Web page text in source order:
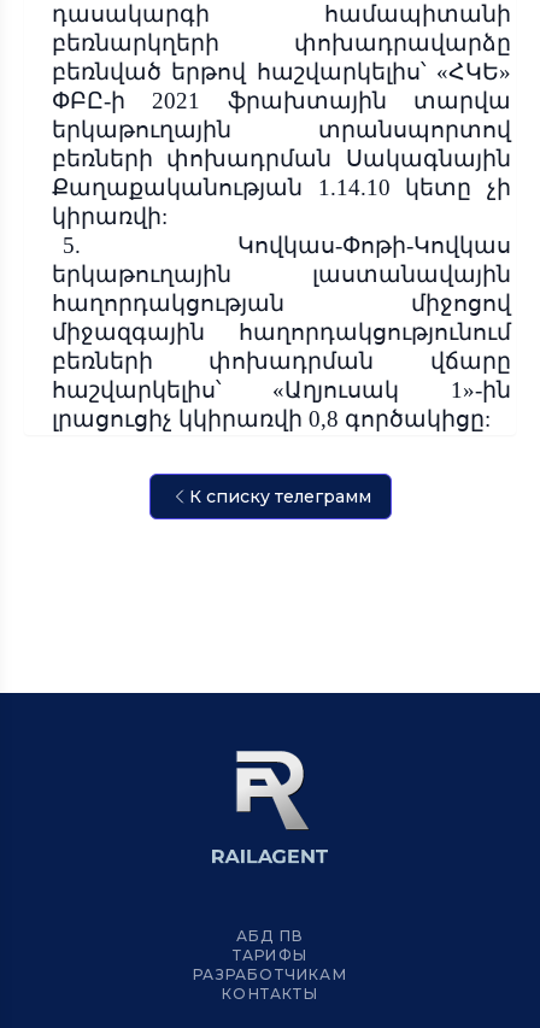
դասակարգի
համապիտանի
բեռնարկղերի փոխա­դրա­վարձը
բեռնված երթով հաշվարկելիս՝ «ՀԿԵ»
ՓԲԸ-ի 2021 ֆրախտային տարվա
երկաթուղային տրանսպորտով
բեռների փոխադրման Սակագնային
Քաղաքականության 1.14.10 կետը չի
կիրառվի:
5.
Կովկաս-Փոթի-Կովկաս
երկաթուղային լաստանավային
հաղորդակցության միջոցով
միջազգային հաղորդակցությունում
բեռների փոխադրման վճարը
հաշվարկելիս՝ «Աղյուսակ 1»-ին
լրացուցիչ կկիրառվի 0,8 գործակիցը:
К списку телеграмм
АБД ПВ
ТАРИФЫ
РАЗРАБОТЧИКАМ
КОНТАКТЫ